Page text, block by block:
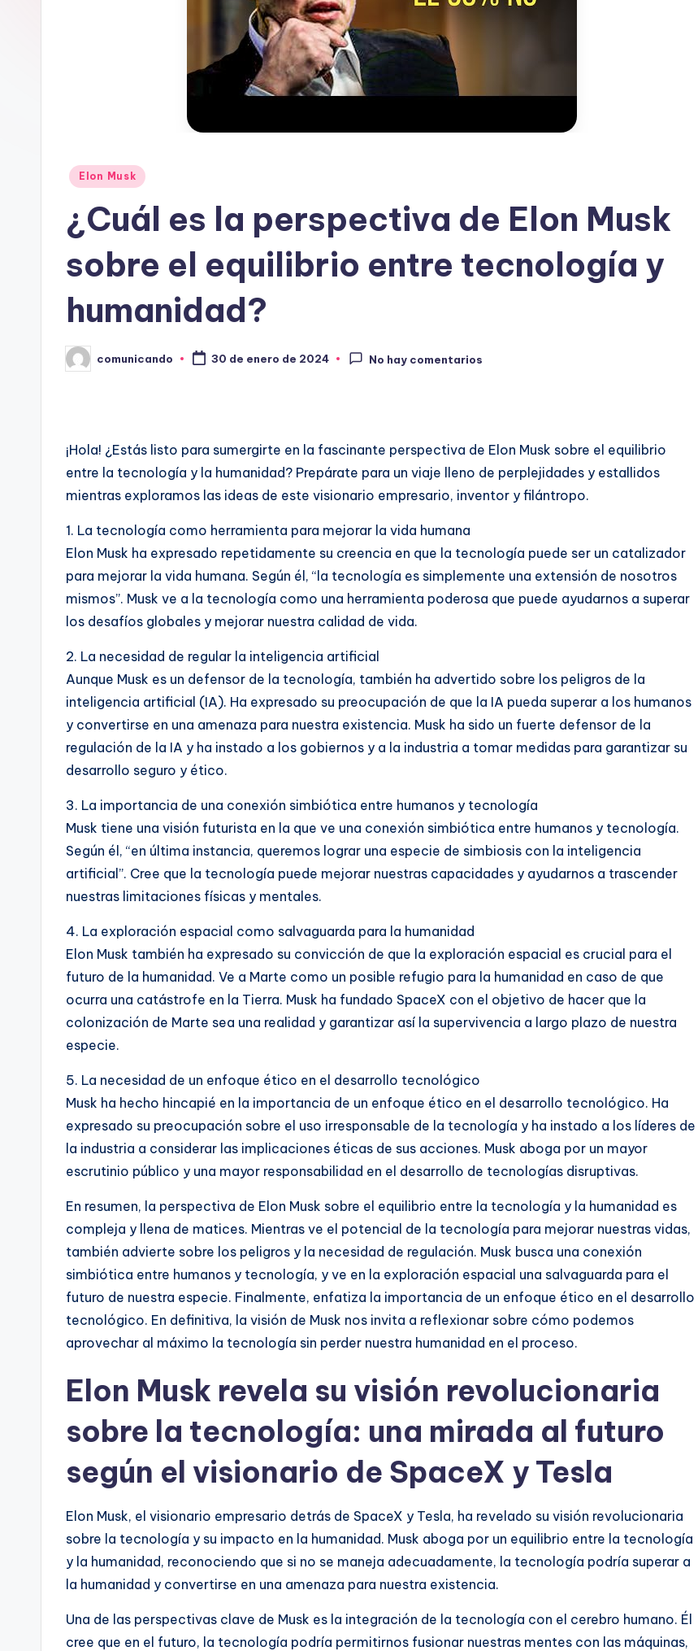
Publicado
Elon Musk
¿Cuál es la perspectiva de Elon Musk
sobre el equilibrio entre tecnología y
humanidad?
Publicado
por
comunicando 30 de enero de 2024 No hay comentarios
¡Hola! ¿Estás listo para sumergirte en la fascinante perspectiva de Elon Musk sobre el equilibrio
entre la tecnología y la humanidad? Prepárate para un viaje lleno de perplejidades y estallidos
mientras exploramos las ideas de este visionario empresario, inventor y filántropo.
1. La tecnología como herramienta para mejorar la vida humana
Elon Musk ha expresado repetidamente su creencia en que la tecnología puede ser un catalizador
para mejorar la vida humana. Según él, “la tecnología es simplemente una extensión de nosotros
mismos”. Musk ve a la tecnología como una herramienta poderosa que puede ayudarnos a superar
los desafíos globales y mejorar nuestra calidad de vida.
2. La necesidad de regular la inteligencia artificial
Aunque Musk es un defensor de la tecnología, también ha advertido sobre los peligros de la
inteligencia artificial (IA). Ha expresado su preocupación de que la IA pueda superar a los humanos
y convertirse en una amenaza para nuestra existencia. Musk ha sido un fuerte defensor de la
regulación de la IA y ha instado a los gobiernos y a la industria a tomar medidas para garantizar su
desarrollo seguro y ético.
3. La importancia de una conexión simbiótica entre humanos y tecnología
Musk tiene una visión futurista en la que ve una conexión simbiótica entre humanos y tecnología.
Según él, “en última instancia, queremos lograr una especie de simbiosis con la inteligencia
artificial”. Cree que la tecnología puede mejorar nuestras capacidades y ayudarnos a trascender
nuestras limitaciones físicas y mentales.
4. La exploración espacial como salvaguarda para la humanidad
Elon Musk también ha expresado su convicción de que la exploración espacial es crucial para el
futuro de la humanidad. Ve a Marte como un posible refugio para la humanidad en caso de que
ocurra una catástrofe en la Tierra. Musk ha fundado SpaceX con el objetivo de hacer que la
colonización de Marte sea una realidad y garantizar así la supervivencia a largo plazo de nuestra
especie.
5. La necesidad de un enfoque ético en el desarrollo tecnológico
Musk ha hecho hincapié en la importancia de un enfoque ético en el desarrollo tecnológico. Ha
expresado su preocupación sobre el uso irresponsable de la tecnología y ha instado a los líderes de
la industria a considerar las implicaciones éticas de sus acciones. Musk aboga por un mayor
escrutinio público y una mayor responsabilidad en el desarrollo de tecnologías disruptivas.
En resumen, la perspectiva de Elon Musk sobre el equilibrio entre la tecnología y la humanidad es
compleja y llena de matices. Mientras ve el potencial de la tecnología para mejorar nuestras vidas,
también advierte sobre los peligros y la necesidad de regulación. Musk busca una conexión
simbiótica entre humanos y tecnología, y ve en la exploración espacial una salvaguarda para el
futuro de nuestra especie. Finalmente, enfatiza la importancia de un enfoque ético en el desarrollo
tecnológico. En definitiva, la visión de Musk nos invita a reflexionar sobre cómo podemos
aprovechar al máximo la tecnología sin perder nuestra humanidad en el proceso.
Elon Musk revela su visión revolucionaria
sobre la tecnología: una mirada al futuro
según el visionario de SpaceX y Tesla
Elon Musk, el visionario empresario detrás de SpaceX y Tesla, ha revelado su visión revolucionaria
sobre la tecnología y su impacto en la humanidad. Musk aboga por un equilibrio entre la tecnología
y la humanidad, reconociendo que si no se maneja adecuadamente, la tecnología podría superar a
la humanidad y convertirse en una amenaza para nuestra existencia.
Una de las perspectivas clave de Musk es la integración de la tecnología con el cerebro humano. Él
cree que en el futuro, la tecnología podría permitirnos fusionar nuestras mentes con las máquinas,